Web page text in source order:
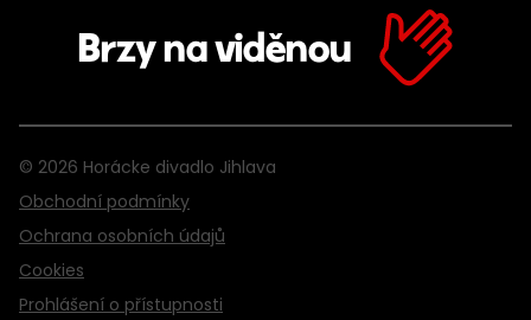
Brzy na viděnou
© 2026 Horácke divadlo Jihlava
Obchodní podmínky
Ochrana osobních údajů
Cookies
Prohlášení o přístupnosti